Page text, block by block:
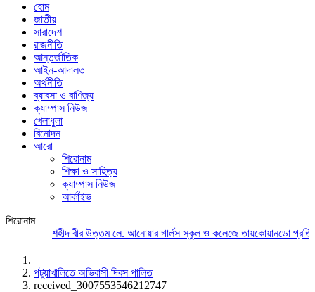
হোম
জাতীয়
সারাদেশ
রাজনীতি
আন্তর্জাতিক
আইন-আদালত
অর্থনীতি
ব্যাবসা ও বাণিজ্য
ক্যাম্পাস নিউজ
খেলাধুলা
বিনোদন
আরো
শিরোনাম
শিক্ষা ও সাহিত্য
ক্যাম্পাস নিউজ
আর্কাইভ
শিরোনাম
শহীদ বীর উত্তম লে. আনোয়ার গার্লস স্কুল ও কলেজে তায়কোয়ানডো
পটুয়াখালিতে অভিবাসী দিবস পালিত
received_3007553546212747